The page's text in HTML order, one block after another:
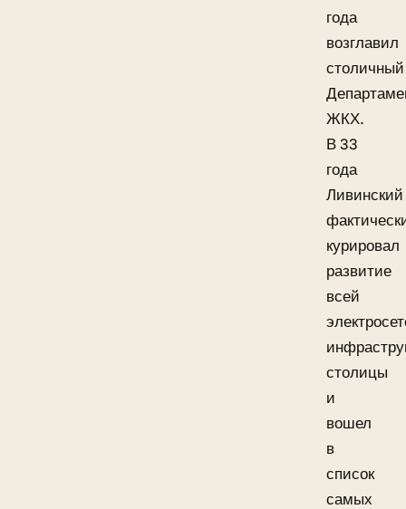
года
возглавил
столичный
ЖКХ.
В 33
года
Ливинский
курировал
развитие
всей
столицы
и
вошел
в
список
самых